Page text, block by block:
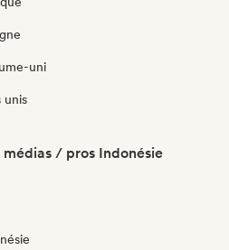
uni
unis
médias / pros Indonésie